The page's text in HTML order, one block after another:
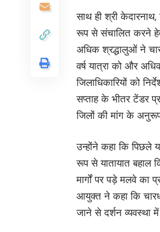
साथ ही श्री
रूप से संचालित करने
अधिक श्रद्धालुओं ने
वर्ष यात्रा को और
जिलाधिकारियों को
सप्ताह के भीतर टेंडर
जिलों की मांग के
उन्होंने कहा कि पिछले
रूप से यातायात बहाल
मार्गों पर पड़े मलवे
आयुक्त ने कहा कि
जाने से दर्शन व्यवस्था